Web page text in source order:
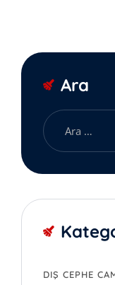
Ara
DIŞ CEPHE